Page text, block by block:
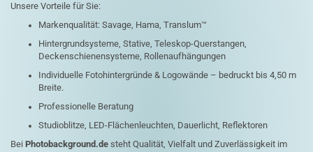
Unsere Vorteile für Sie:
Markenqualität: Savage, Hama, Translum™
Hintergrundsysteme, Stative, Teleskop-Querstangen,
Deckenschienensysteme, Rollenaufhängungen
Individuelle Fotohintergründe & Logowände – bedruckt bis 4,50 m
Breite.
Professionelle Beratung
Studioblitze, LED-Flächenleuchten, Dauerlicht, Reflektoren
Bei Photobackground.de steht Qualität, Vielfalt und Zuverlässigkeit im